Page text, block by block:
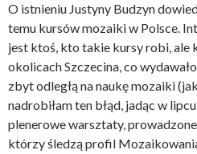
O istnieniu Justyny Budzyn
temu kursów mozaiki w Polsce.
jest ktoś, kto takie kursy robi, ale
okolicach Szczecina, co
zbyt odległą na naukę mozaiki
nadrobiłam ten błąd, jadąc w
plenerowe warsztaty,
którzy śledzą profil